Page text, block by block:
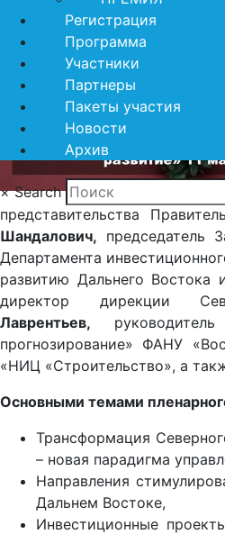
Регистрация
Программа
Участники
Партнеры
Пакеты участия
Новости
Архив
× Search
представительства
Шандалович, председатель
Департамента
развитию Дальнего Востока
директор дирекции
Лаврентьев,
прогнозирование» ФАНУ
«НИЦ «Строительство», а
Основными темами
Трансформация
– новая парадигма
Направления
Дальнем Востоке,
Инвестиционные